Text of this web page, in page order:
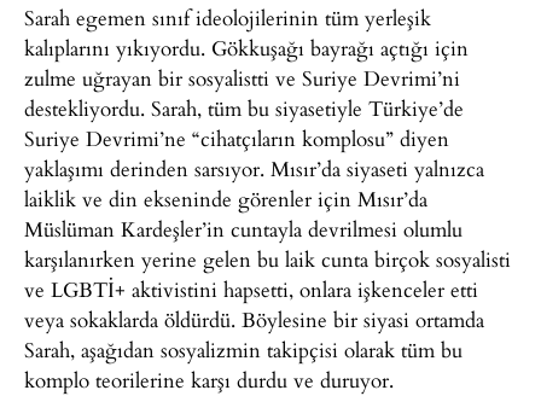
Sarah egemen sınıf ideolojilerinin tüm yerleşik
kalıplarını yıkıyordu. Gökkuşağı bayrağı açtığı için
zulme uğrayan bir sosyalistti ve Suriye Devrimi’ni
destekliyordu. Sarah, tüm bu siyasetiyle Türkiye’de
Suriye Devrimi’ne “cihatçıların komplosu” diyen
yaklaşımı derinden sarsıyor. Mısır’da siyaseti yalnızca
laiklik ve din ekseninde görenler için Mısır’da
Müslüman Kardeşler’in cuntayla devrilmesi olumlu
karşılanırken yerine gelen bu laik cunta birçok sosyalisti
ve LGBTİ+ aktivistini hapsetti, onlara işkenceler etti
veya sokaklarda öldürdü. Böylesine bir siyasi ortamda
Sarah, aşağıdan sosyalizmin takipçisi olarak tüm bu
komplo teorilerine karşı durdu ve duruyor.